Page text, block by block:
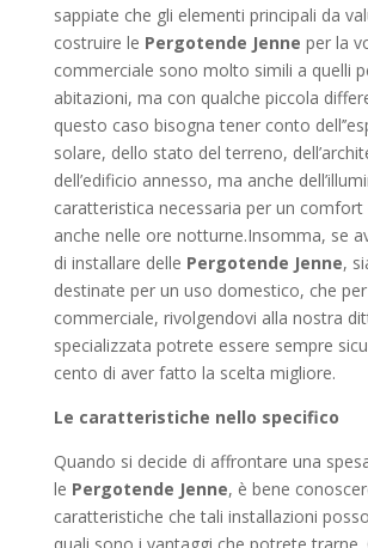
sappiate che gli elementi principali da
costruire le Pergotende Jenne per la
commerciale sono molto simili a quelli
abitazioni, ma con qualche piccola
questo caso bisogna tener conto
solare, dello stato del terreno,
dell’edificio annesso, ma anche
caratteristica necessaria per un
anche nelle ore notturne.Insomma, se
di installare delle Pergotende Jenne,
destinate per un uso domestico, che
commerciale, rivolgendovi alla nostra
specializzata potrete essere sempre
cento di aver fatto la scelta migliore.
Le caratteristiche nello specifico
Quando si decide di affrontare una
le Pergotende Jenne, è bene
caratteristiche che tali installazioni